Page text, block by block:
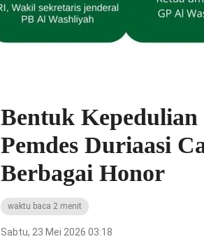
Bentuk Kepedulian
Pemdes Duriaasi
Berbagai Honor
waktu baca 2 menit
Sabtu, 23 Mei 2026 03:18